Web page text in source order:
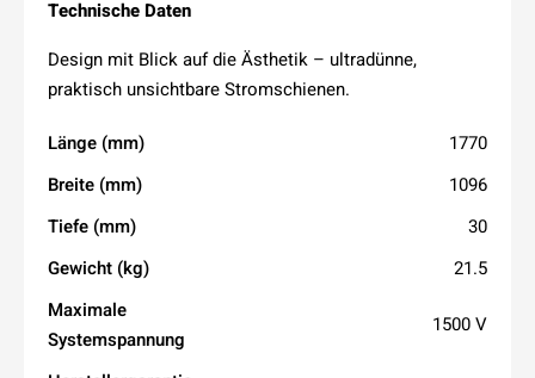
Technische Daten
Design mit Blick auf die Ästhetik – ultradünne,
praktisch unsichtbare Stromschienen.
Länge (mm)
1770
Breite (mm)
1096
Tiefe (mm)
30
Gewicht (kg)
21.5
Maximale
Systemspannung
1500 V